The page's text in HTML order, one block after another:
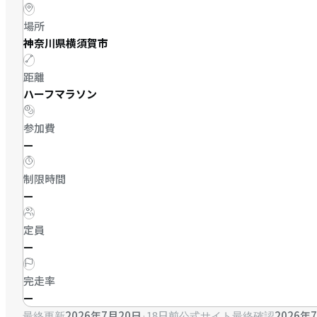
場所
神奈川県横須賀市
距離
ハーフマラソン
参加費
—
制限時間
—
定員
—
完走率
—